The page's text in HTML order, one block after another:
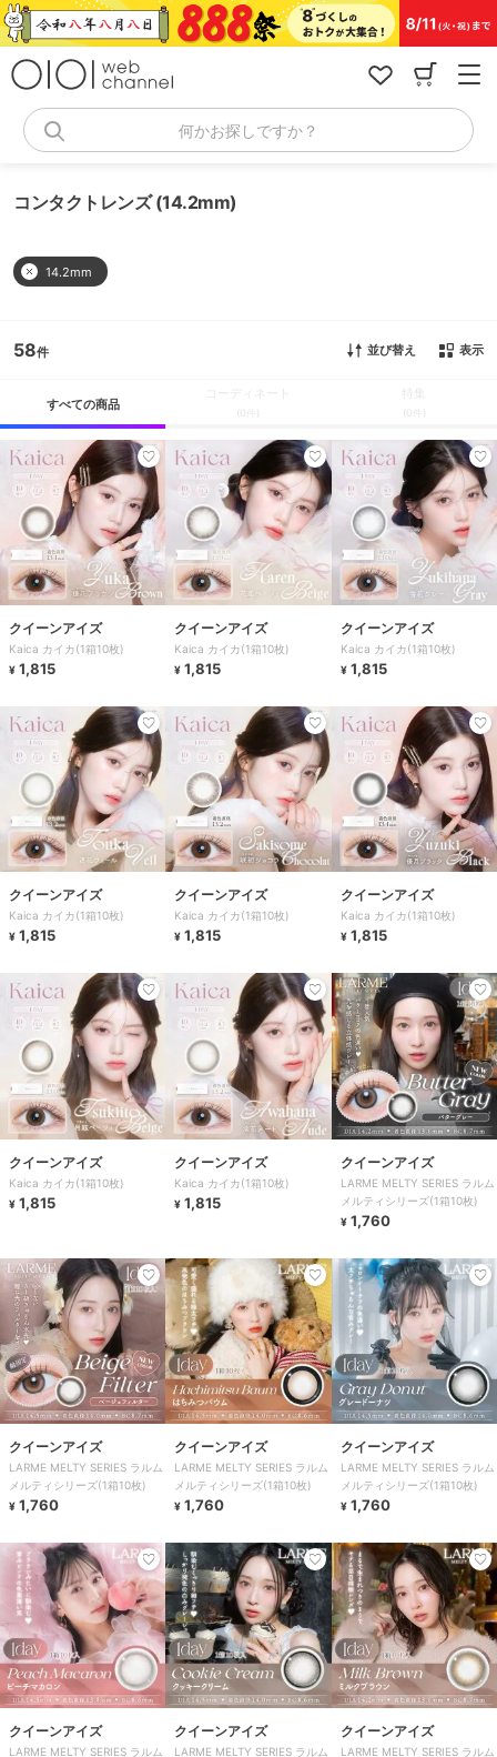
コ
ン
何かお探しですか？
コンタクトレンズ (14.2mm)
14.2mm
58 並び替え 表示
すべての商品
(0件) (0件)
クイーンアイズ
Kaica カイカ(1箱10枚)
¥ 1,815
クイーンアイズ
Kaica カイカ(1箱10枚)
¥ 1,815
クイーンアイズ
Kaica カイカ(1箱10枚)
¥ 1,815
クイーンアイズ
Kaica カイカ(1箱10枚)
¥ 1,815
クイーンアイズ
Kaica カイカ(1箱10枚)
¥ 1,815
クイーンアイズ
Kaica カイカ(1箱10枚)
¥ 1,815
クイーンアイズ
Kaica カイカ(1箱10枚)
¥ 1,815
クイーンアイズ
Kaica カイカ(1箱10枚)
¥ 1,815
クイーンアイズ
LARME MELTY SERIES ラルム
メルティシリーズ(1箱10枚)
¥ 1,760
クイーンアイズ
LARME MELTY SERIES ラルム
メルティシリーズ(1箱10枚)
¥ 1,760
クイーンアイズ
LARME MELTY SERIES ラルム
メルティシリーズ(1箱10枚)
¥ 1,760
クイーンアイズ
LARME MELTY SERIES ラルム
メルティシリーズ(1箱10枚)
¥ 1,760
クイーンアイズ
LARME MELTY SERIES ラルム
クイーンアイズ
LARME MELTY SERIES ラルム
クイーンアイズ
LARME MELTY SERIES ラルム